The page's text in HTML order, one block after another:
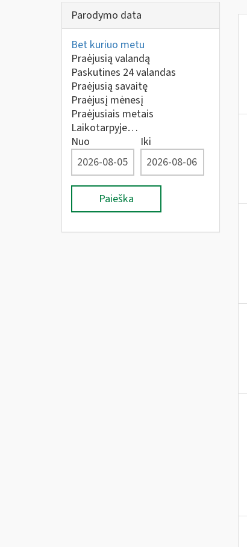
Parodymo data
Bet kuriuo metu
Praėjusią valandą
Paskutines 24 valandas
Praėjusią savaitę
Praėjusį mėnesį
Praėjusiais metais
Laikotarpyje…
Nuo
Iki
Paieška